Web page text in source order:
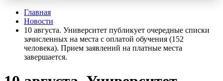
Главная
Новости
10 августа. Университет публикует очередные списки
зачисленных на места с оплатой обучения (152
человека). Прием заявлений на платные места
завершается.